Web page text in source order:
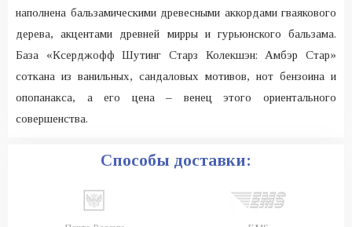
наполнена бальзамическими древесными аккордами гваякового
дерева, акцентами древней мирры и гурьюнского бальзама.
База «Ксерджофф Шутинг Старз Колекшэн: Амбэр Стар»
соткана из ванильных, сандаловых мотивов, нот бензоина и
опопанакса, а его цена – венец этого ориентального
совершенства.
Способы доставки: